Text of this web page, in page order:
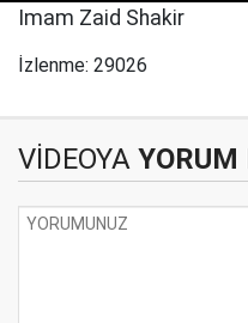
Imam Zaid Shakir
İzlenme: 29026
VİDEOYA YORUM